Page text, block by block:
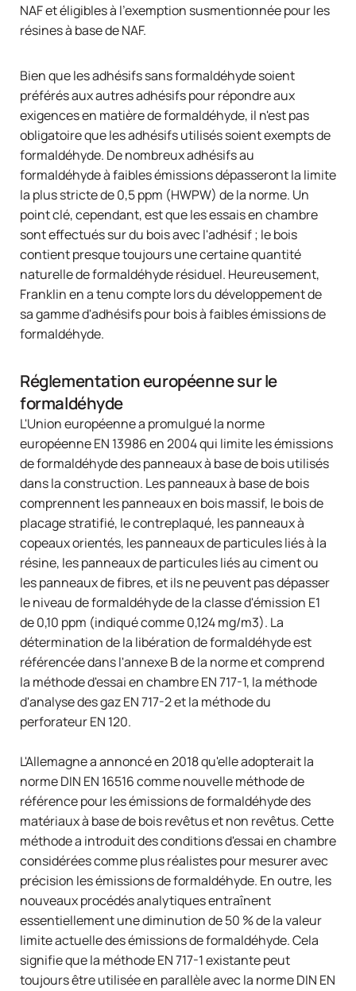
NAF et éligibles à l'exemption susmentionnée pour les
résines à base de NAF.
Bien que les adhésifs sans formaldéhyde soient
préférés aux autres adhésifs pour répondre aux
exigences en matière de formaldéhyde, il n'est pas
obligatoire que les adhésifs utilisés soient exempts de
formaldéhyde. De nombreux adhésifs au
formaldéhyde à faibles émissions dépasseront la limite
la plus stricte de 0,5 ppm (HWPW) de la norme. Un
point clé, cependant, est que les essais en chambre
sont effectués sur du bois avec l'adhésif ; le bois
contient presque toujours une certaine quantité
naturelle de formaldéhyde résiduel. Heureusement,
Franklin en a tenu compte lors du développement de
sa gamme d'adhésifs pour bois à faibles émissions de
formaldéhyde.
Réglementation européenne sur le
formaldéhyde
L'Union européenne a promulgué la norme
européenne EN 13986 en 2004 qui limite les émissions
de formaldéhyde des panneaux à base de bois utilisés
dans la construction. Les panneaux à base de bois
comprennent les panneaux en bois massif, le bois de
placage stratifié, le contreplaqué, les panneaux à
copeaux orientés, les panneaux de particules liés à la
résine, les panneaux de particules liés au ciment ou
les panneaux de fibres, et ils ne peuvent pas dépasser
le niveau de formaldéhyde de la classe d'émission E1
de 0,10 ppm (indiqué comme 0,124 mg/m3). La
détermination de la libération de formaldéhyde est
référencée dans l'annexe B de la norme et comprend
la méthode d'essai en chambre EN 717-1, la méthode
d'analyse des gaz EN 717-2 et la méthode du
perforateur EN 120.
L'Allemagne a annoncé en 2018 qu'elle adopterait la
norme DIN EN 16516 comme nouvelle méthode de
référence pour les émissions de formaldéhyde des
matériaux à base de bois revêtus et non revêtus. Cette
méthode a introduit des conditions d'essai en chambre
considérées comme plus réalistes pour mesurer avec
précision les émissions de formaldéhyde. En outre, les
nouveaux procédés analytiques entraînent
essentiellement une diminution de 50 % de la valeur
limite actuelle des émissions de formaldéhyde. Cela
signifie que la méthode EN 717-1 existante peut
toujours être utilisée en parallèle avec la norme DIN EN